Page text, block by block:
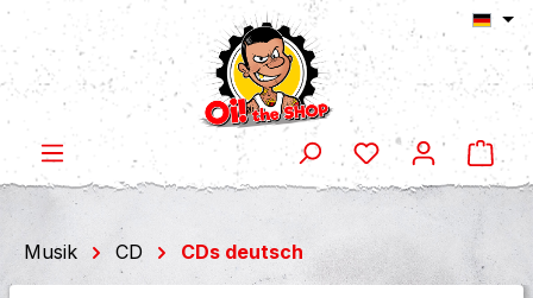
Zum Hauptinhalt springen
Musik CD CDs deutsch